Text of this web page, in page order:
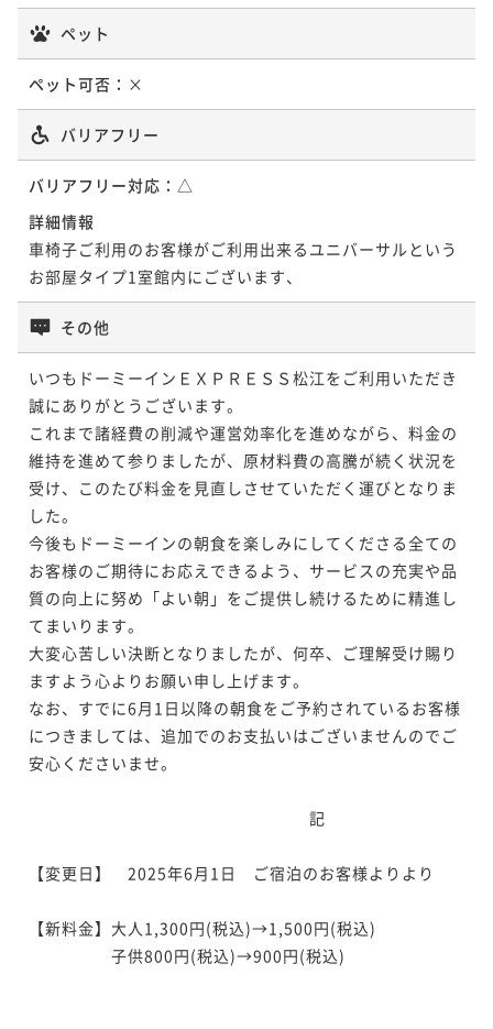
ペット
ペット可否： ×
バリアフリー
バリアフリー対応： △
詳細情報
車椅子ご利用のお客様がご利用出来るユニバーサルという
お部屋タイプ1室館内にございます、
その他
いつもドーミーインＥＸＰＲＥＳＳ松江をご利用いただき
誠にありがとうございます。
これまで諸経費の削減や運営効率化を進めながら、料金の
維持を進めて参りましたが、原材料費の高騰が続く状況を
受け、このたび料金を見直しさせていただく運びとなりま
した。
今後もドーミーインの朝食を楽しみにしてくださる全ての
お客様のご期待にお応えできるよう、サービスの充実や品
質の向上に努め「よい朝」をご提供し続けるために精進し
てまいります。
大変心苦しい決断となりましたが、何卒、ご理解受け賜り
ますよう心よりお願い申し上げます。
なお、すでに6月1日以降の朝食をご予約されているお客様
につきましては、追加でのお支払いはございませんのでご
安心くださいませ。
記
【変更日】　2025年6月1日　ご宿泊のお客様よりより
【新料金】大人1,300円(税込)→1,500円(税込)
子供800円(税込)→900円(税込)